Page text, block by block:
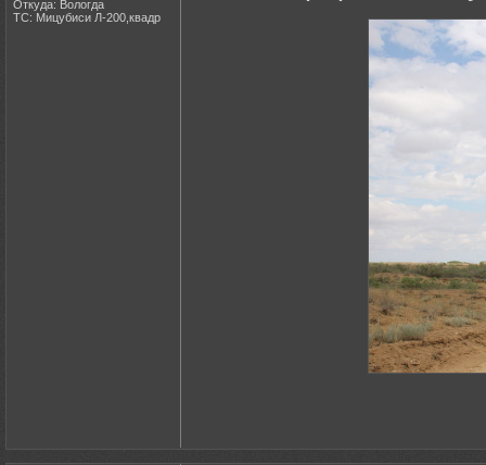
Откуда: Вологда
ТС: Мицубиси Л-200,квадр